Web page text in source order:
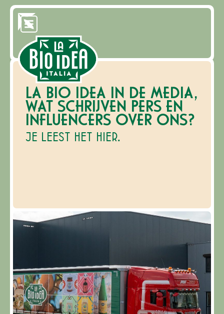
LA BIO IDEA IN DE MEDIA,
WAT SCHRIJVEN PERS EN
INFLUENCERS OVER ONS?
JE LEEST HET HIER.